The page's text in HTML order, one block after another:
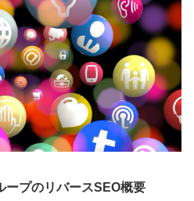
ープのリバースSEO概要